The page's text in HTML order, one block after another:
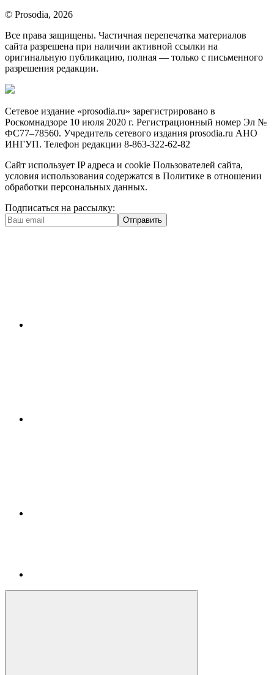
© Prosodia, 2026
Все права защищены. Частичная перепечатка материалов
сайта разрешена при наличии активной ссылки на
оригинальную публикацию, полная — только с письменного
разрешения редакции.
Сетевое издание «prosodia.ru» зарегистрировано в
Роскомнадзоре 10 июля 2020 г. Регистрационный номер Эл №
ФС77–78560. Учредитель сетевого издания prosodia.ru АНО
ИНГУП. Телефон редакции 8-863-322-62-82
Сайт использует IP адреса и cookie Пользователей сайта,
условия использования содержатся в Политике в отношении
обработки персональных данных.
Подписаться на рассылку:
Отправить